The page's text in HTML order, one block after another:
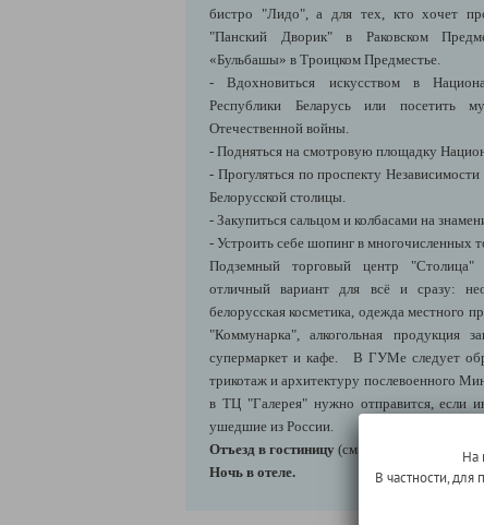
бистро "Лидо", а для тех, кто хочет
"Панский Дворик" в Раковском
«Бульбашы» в Троицком Предместье.
- Вдохновиться искусством в
Республики Беларусь или посетить
Отечественной войны.
- Подняться на смотровую площадку
- Прогуляться по проспекту
Белорусской столицы.
- Закупиться сальцом и колбасами на
- Устроить себе шопинг в многочисленных
Подземный торговый центр
отличный вариант для всё и сразу:
белорусская косметика, одежда местного
"Коммунарка", алкогольная продукция
супермаркет и кафе. В ГУМе следует
трикотаж и архитектуру послевоенного
в ТЦ "Галерея" нужно отправится, если
ушедшие из России.
Отъезд в гостиницу (см. блок "Информация
Ночь в отеле.
На
В частности,